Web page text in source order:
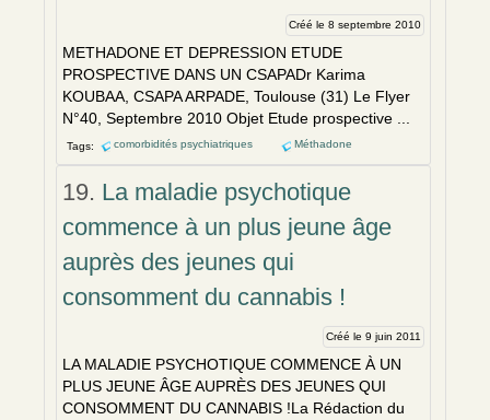
Créé le 8 septembre 2010
METHADONE ET DEPRESSION ETUDE
PROSPECTIVE DANS UN CSAPADr Karima
KOUBAA, CSAPA ARPADE, Toulouse (31) Le Flyer
N°40, Septembre 2010 Objet Etude prospective ...
Tags: comorbidités psychiatriques Méthadone
19. La maladie psychotique
commence à un plus jeune âge
auprès des jeunes qui
consomment du cannabis !
Créé le 9 juin 2011
LA MALADIE PSYCHOTIQUE COMMENCE À UN
PLUS JEUNE ÂGE AUPRÈS DES JEUNES QUI
CONSOMMENT DU CANNABIS !La Rédaction du